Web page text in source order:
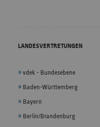
LANDESVERTRETUNGEN
vdek - Bundesebene
Baden-Württemberg
Bayern
Berlin/Brandenburg